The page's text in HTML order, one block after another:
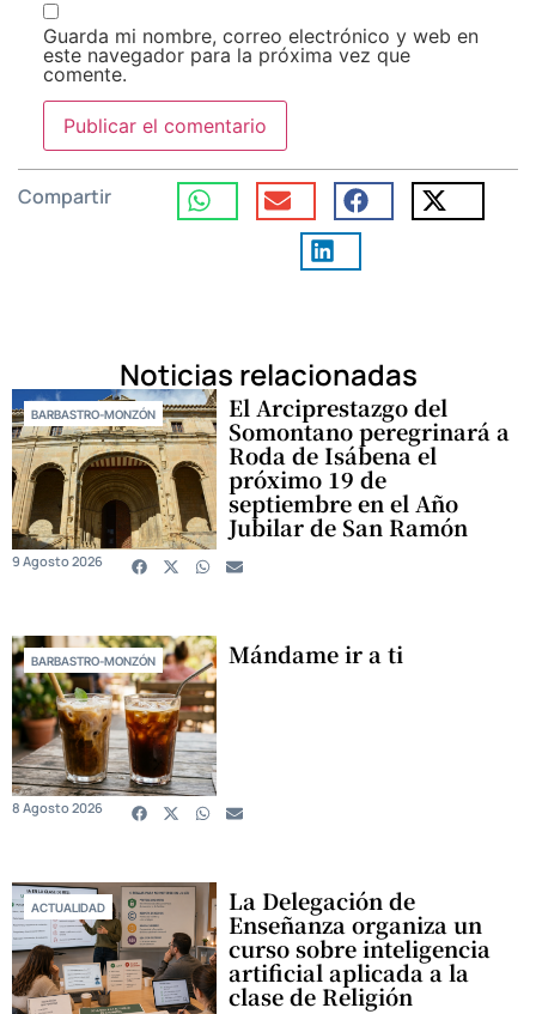
Guarda mi nombre, correo electrónico y web en
este navegador para la próxima vez que
comente.
Compartir
Noticias relacionadas
BARBASTRO-MONZÓN El Arciprestazgo del
Somontano peregrinará a
Roda de Isábena el
próximo 19 de
septiembre en el Año
Jubilar de San Ramón
9 Agosto 2026
BARBASTRO-MONZÓN Mándame ir a ti
8 Agosto 2026
ACTUALIDAD La Delegación de
Enseñanza organiza un
curso sobre inteligencia
artificial aplicada a la
clase de Religión